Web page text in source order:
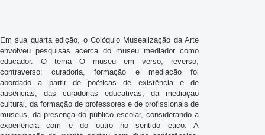
Em sua quarta edição, o Colóquio Musealização da Arte
envolveu pesquisas acerca do museu mediador como
educador. O tema O museu em verso, reverso,
contraverso: curadoria, formação e mediação foi
abordado a partir de poéticas de existência e de
ausências, das curadorias educativas, da mediação
cultural, da formação de professores e de profissionais de
museus, da presença do público escolar, considerando a
experiência com e do outro no sentido ético. A